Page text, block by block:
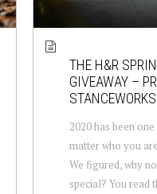
THE H&R
GIVEAWAY –
STANCEWORKS
2020 has been
matter who you
We figured, why
special? You read